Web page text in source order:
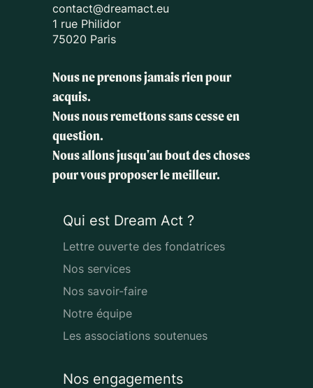
contact@dreamact.eu
1 rue Philidor
75020 Paris
Nous ne prenons jamais rien pour
acquis.
Nous nous remettons sans cesse en
question.
Nous allons jusqu'au bout des choses
pour vous proposer le meilleur.
Qui est Dream Act ?
Lettre ouverte des fondatrices
Nos services
Nos savoir-faire
Notre équipe
Les associations soutenues
Nos engagements